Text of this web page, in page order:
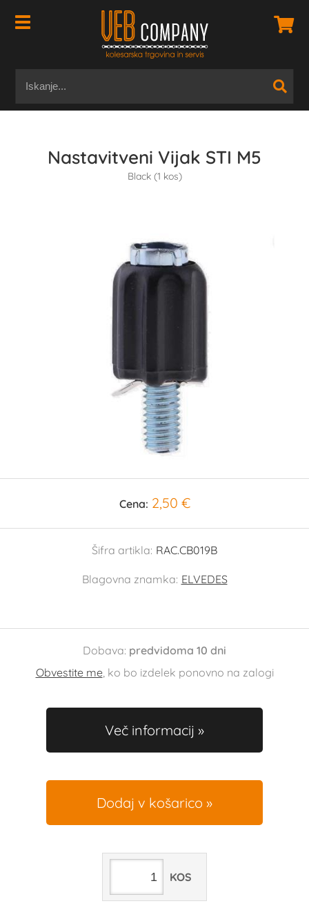
Nastavitveni Vijak STI M5
Black (1 kos)
Cena: 2,50 €
Šifra artikla: RAC.CB019B
Blagovna znamka: ELVEDES
Dobava: predvidoma 10 dni
Obvestite me, ko bo izdelek ponovno na zalogi
Več informacij
Dodaj v košarico
KOS